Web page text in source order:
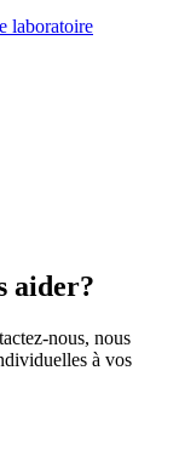
laboratoire
aider?
nous, nous
à vos